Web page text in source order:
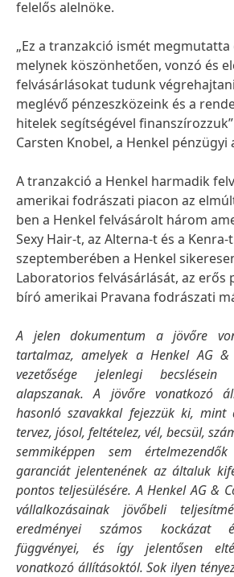
felelős alelnöke.
„Ez a tranzakció ismét
melynek köszönhetően, vonzó és
felvásárlásokat tudunk
meglévő pénzeszközeink és a
hitelek segítségével
Carsten Knobel, a Henkel pénzügyi
A tranzakció a Henkel harmadik
amerikai fodrászati piacon az
ben a Henkel felvásárolt három
Sexy Hair-t, az Alterna-t és a Kenra-
szeptemberében a Henkel
Laboratorios felvásárlását, az erős
bíró amerikai Pravana fodrászati
A jelen dokumentum a jövőre
tartalmaz, amelyek a Henkel AG &
vezetősége jelenlegi becslésein
alapszanak. A jövőre vonatkozó
hasonló szavakkal fejezzük ki, mint
tervez, jósol, feltételez, vél, becsül,
semmiképpen sem
garanciát jelentenének az általuk
pontos teljesülésére. A Henkel AG &
vállalkozásainak jövőbeli
eredményei számos kockázat
függvényei, és így jelentősen
vonatkozó állításoktól. Sok ilyen